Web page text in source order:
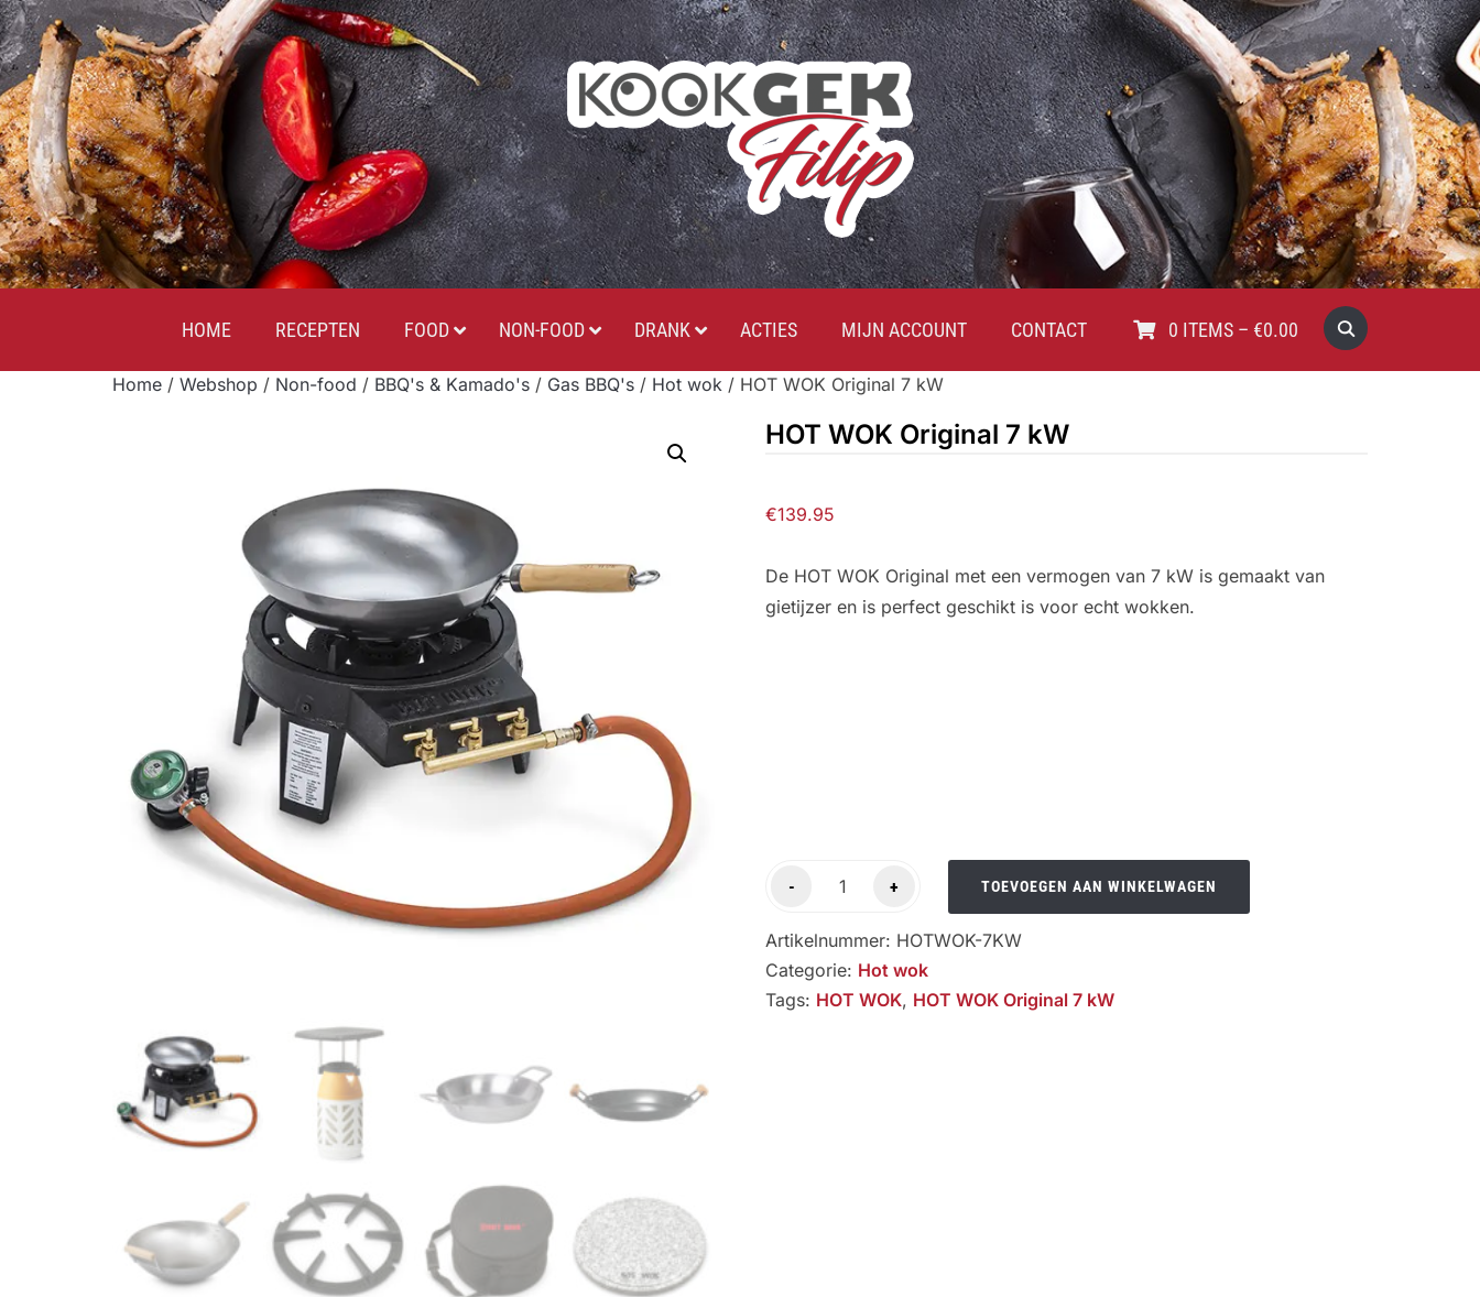
HOME RECEPTEN FOOD NON-FOOD DRANK ACTIES MIJN ACCOUNT CONTACT 0 ITEMS – €0.00
Home / Webshop / Non-food / BBQ's & Kamado's / Gas BBQ's / Hot wok / HOT WOK Original 7 kW
HOT WOK Original 7 kW
€139.95
De HOT WOK Original met een vermogen van 7 kW is gemaakt van
gietijzer en is perfect geschikt is voor echt wokken.
-
Original
7
kW
+ TOEVOEGEN AAN WINKELWAGEN
Artikelnummer: HOTWOK-7KW
Categorie: Hot wok
Tags: HOT WOK, HOT WOK Original 7 kW